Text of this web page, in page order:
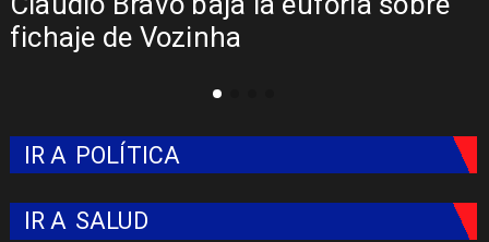
Colo: Fecha, Estadio y Contrato
IR A POLÍTICA
IR A SALUD